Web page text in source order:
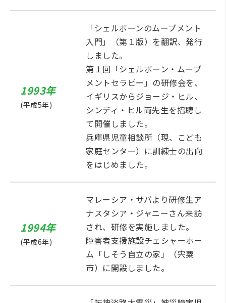
1993年
(平成5年)
「シェルボーンのムーブメント
入門」（第１版）を翻訳、発行
しました。
第１回「シェルボーン・ムーブ
メントセラピー」の研修会を、
イギリスからジョージ・ヒル、
シンディ・ヒル両先生を招聘し
て開催しました。
兵庫県児童相談所（現、こども
家庭センター）に訓練士の出向
をはじめました。
1994年
(平成6年)
マレーシア・サバより研修生ア
ナスタシア・ジャニーさん来訪
され、研修を実施しました。
障害者支援施設チェシャーホー
ム「しそう自立の家」（宍粟
市）に開設しました。